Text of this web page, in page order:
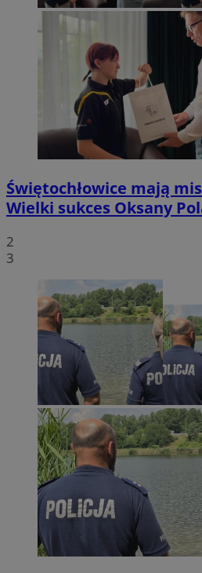
Świętochłowice mają
Wielki sukces Oksany
2
3